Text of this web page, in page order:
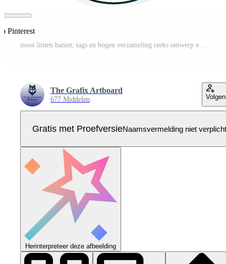
Pinterest
mooi linten banier, tags en bogen verzameling reeks ontwerp eps sjabloon. Pro Vector
The Grafix Artboard
677 Middelen Volgen
Gratis met ProefversieNaamsvermelding niet verplicht
Herinterpreteer deze afbeelding